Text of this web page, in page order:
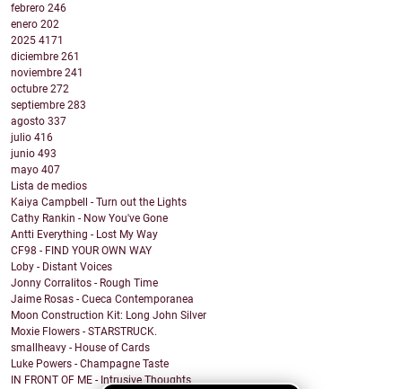
febrero 246
enero 202
2025 4171
diciembre 261
noviembre 241
octubre 272
septiembre 283
agosto 337
julio 416
junio 493
mayo 407
Lista de medios
Kaiya Campbell - Turn out the Lights
Cathy Rankin - Now You've Gone
Antti Everything - Lost My Way
CF98 - FIND YOUR OWN WAY
Loby - Distant Voices
Jonny Corralitos - Rough Time
Jaime Rosas - Cueca Contemporanea
Moon Construction Kit: Long John Silver
Moxie Flowers - STARSTRUCK.
smallheavy - House of Cards
Luke Powers - Champagne Taste
IN FRONT OF ME - Intrusive Thoughts